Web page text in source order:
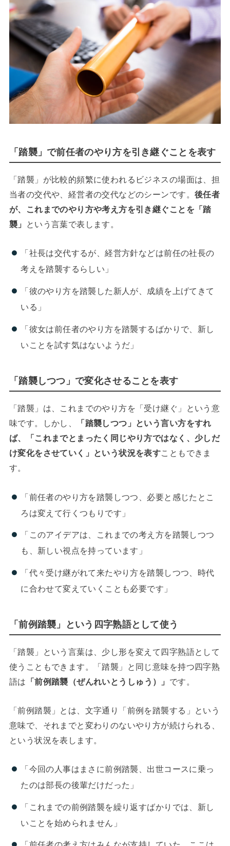
「踏襲」で前任者のやり方を引き継ぐことを表す
「踏襲」が比較的頻繁に使われるビジネスの場面は、担
当者の交代や、経営者の交代などのシーンです。 後任者
が、これまでのやり方や考え方を引き継ぐことを「踏
襲」
という言葉で表します。
「社長は交代するが、経営方針などは前任の社長の
考えを踏襲するらしい」
「彼のやり方を踏襲した新人が、成績を上げてきて
いる」
「彼女は前任者のやり方を踏襲するばかりで、新し
いことを試す気はないようだ」
「踏襲しつつ」で変化させることを表す
「踏襲」は、これまでのやり方を「受け継ぐ」という意
味です。しかし、
「踏襲しつつ」という言い方をすれ
ば、「これまでとまったく同じやり方ではなく、少しだ
け変化をさせていく」という状況を表すこともできま
す。
「前任者のやり方を踏襲しつつ、必要と感じたとこ
ろは変えて行くつもりです」
「このアイデアは、これまでの考え方を踏襲しつつ
も、新しい視点を持っています」
「代々受け継がれて来たやり方を踏襲しつつ、時代
に合わせて変えていくことも必要です」
「前例踏襲」という四字熟語として使う
「踏襲」という言葉は、少し形を変えて四字熟語として
使うこともできます。「踏襲」と同じ意味を持つ四字熟
語は 「前例踏襲（ぜんれいとうしゅう）」 です。
「前例踏襲」とは、文字通り「前例を踏襲する」という
意味で、それまでと変わりのないやり方が続けられる、
という状況を表します。
「今回の人事はまさに前例踏襲、出世コースに乗っ
たのは部長の後輩だけだった」
「これまでの前例踏襲を繰り返すばかりでは、新し
いことを始められません」